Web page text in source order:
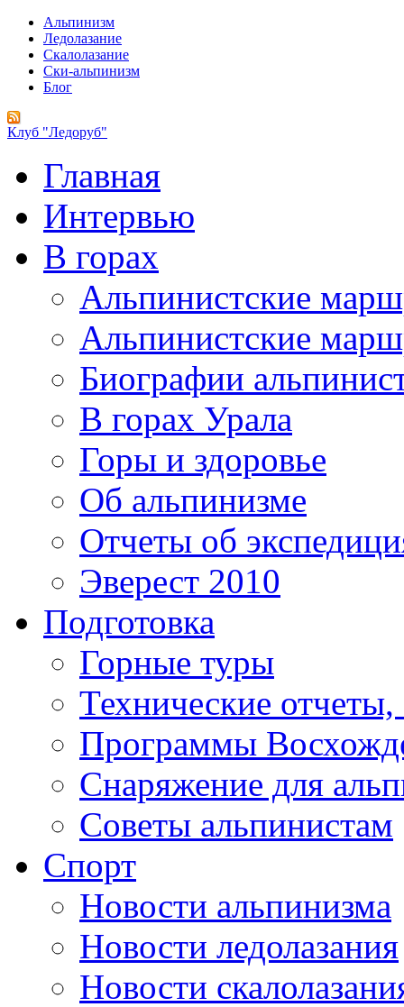
Альпинизм
Ледолазание
Скалолазание
Ски-альпинизм
Блог
Клуб "Ледоруб"
Главная
Интервью
В горах
Альпинистские
Альпинистские
Биографии
В горах Урала
Горы и здоровье
Об альпинизме
Отчеты об
Эверест 2010
Подготовка
Горные туры
Технические
Программы
Снаряжение для
Советы альпинистам
Спорт
Новости альпинизма
Новости ледолазания
Новости